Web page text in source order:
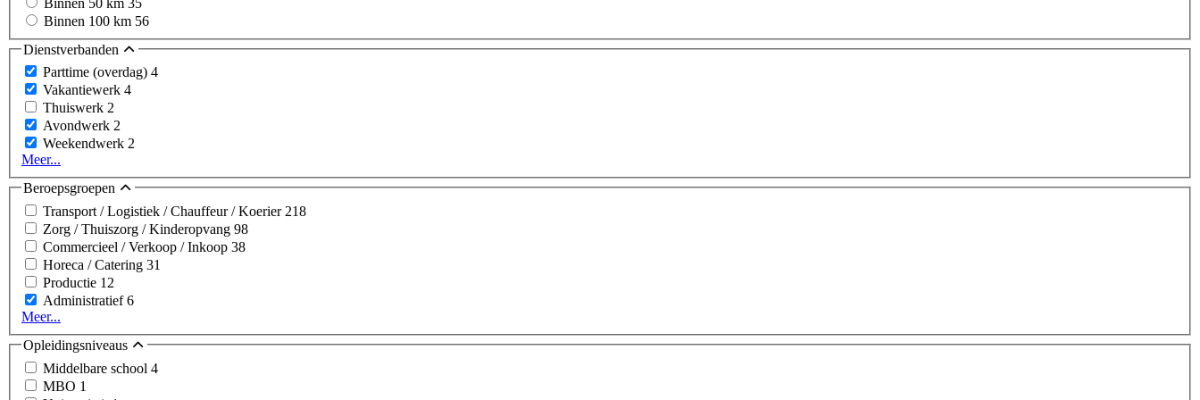
Binnen 100 km 56
Dienstverbanden
Parttime (overdag) 4
Vakantiewerk 4
Thuiswerk 2
Avondwerk 2
Weekendwerk 2
Meer...
Beroepsgroepen
Transport / Logistiek / Chauffeur / Koerier 218
Zorg / Thuiszorg / Kinderopvang 98
Commercieel / Verkoop / Inkoop 38
Horeca / Catering 31
Productie 12
Administratief6
Meer...
Opleidingsniveaus
Middelbare school 4
MBO 1